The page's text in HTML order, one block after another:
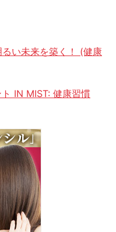
い未来を築く！ (健康
IN MIST: 健康習慣